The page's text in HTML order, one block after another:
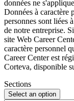
données ne
Données à caractère
personnes sont liées
de notre entreprise.
site Web Career
caractère personnel
Career Center est
Corteva, disponible
Sections
Select an option